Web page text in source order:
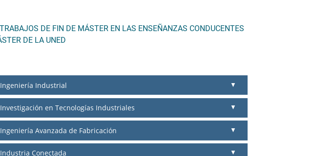
DE FIN DE MÁSTER EN LAS ENSEÑANZAS CONDUCENTES
DE LA UNED
Industrial
en Tecnologías Industriales
Avanzada de Fabricación
Conectada